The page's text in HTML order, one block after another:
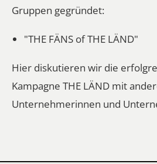
Gruppen gegründet:
"THE FÄNS of THE LÄND"
Hier diskutieren wir die
Kampagne THE LÄND mit
Unternehmerinnen und